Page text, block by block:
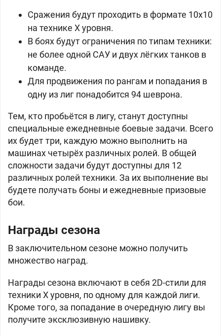
Сражения будут проходить в формате 10х10
на технике Х уровня.
В боях будут ограничения по типам техники:
не более одной САУ и двух лёгких танков в
команде.
Для продвижения по рангам и попадания в
одну из лиг понадобится 94 шеврона.
Тем, кто пробьётся в лигу, станут доступны
специальные ежедневные боевые задачи. Всего
их будет три, каждую можно выполнить на
машинах четырёх различных ролей. В общей
сложности задачи будут доступны для 12
различных ролей техники. За их выполнение вы
будете получать боны и ежедневные призовые
бои.
Награды сезона
В заключительном сезоне можно получить
множество наград.
Награды сезона включают в себя 2D-стили для
техники X уровня, по одному для каждой лиги.
Кроме того, за попадание в очередную лигу вы
получите эксклюзивную нашивку.